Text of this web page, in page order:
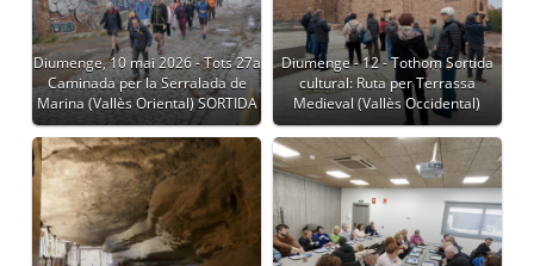
Diumenge, 10 mai 2026 - Tots 27a
Caminada per la Serralada de
Marina (Vallès Oriental) SORTIDA
Diumenge - 12 - Tothom Sortida
cultural: Ruta per Terrassa
Medieval (Vallès Occidental)